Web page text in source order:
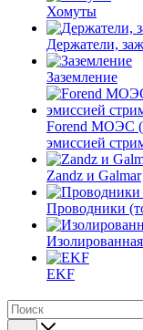
Хомуты
Держатели,
Заземление
Forend МОЭС
эмиссией
Zandz и Galmar
Проводники
EKF